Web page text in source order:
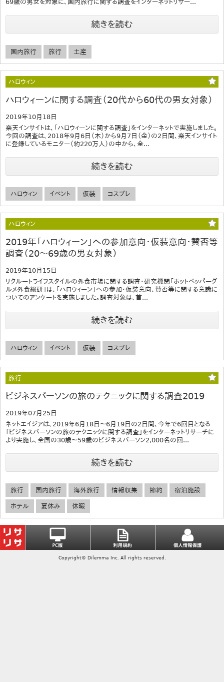
69歳の男女を対象に、国内旅行に関する調査をインターネットリサー...
続きを読む
国内旅行 旅行 土産
ハロウィン
ハロウィーンに関する調査（20代から60代の男女対象）
2019年10月18日
楽天インサイトは、「ハロウィーンに関する調査」をインターネットで実施しました。
今回の調査は、2018年9月6日（木）から9月7日（金）の2日間、楽天インサイト
に登録しているモニター（約220万人）の中から、全...
続きを読む
ハロウィン イベント 仮装 コスプレ
ハロウィン
2019年「ハロウィーン」への参加意向・仮装意向・賛否等
調査（20～69歳の男女対象）
2019年10月15日
リクルートライフスタイルの外食市場に関する調査・研究機関「ホットペッパーグ
ルメ外食総研」は、「ハロウィーン」への参加・仮装意向、賛否等に関する意識に
ついてのアンケートを実施しました。調査対象は、首...
続きを読む
ハロウィン イベント 仮装 コスプレ
旅行
ビジネスパーソンの旅のテクニックに関する調査2019
2019年07月25日
ネットエイジアは、2019年6月18日～6月19日の2日間、今年で6回目となる
「ビジネスパーソンの旅のテクニックに関する調査」をインターネットリサーチに
より実施し、全国の30歳～59歳のビジネスパーソン2,000名の回...
続きを読む
旅行 国内旅行 海外旅行 情報収集 節約 宿泊施設
ホテル 夏休み 休暇
Copyright© Dilemma Inc. All rights reserved.